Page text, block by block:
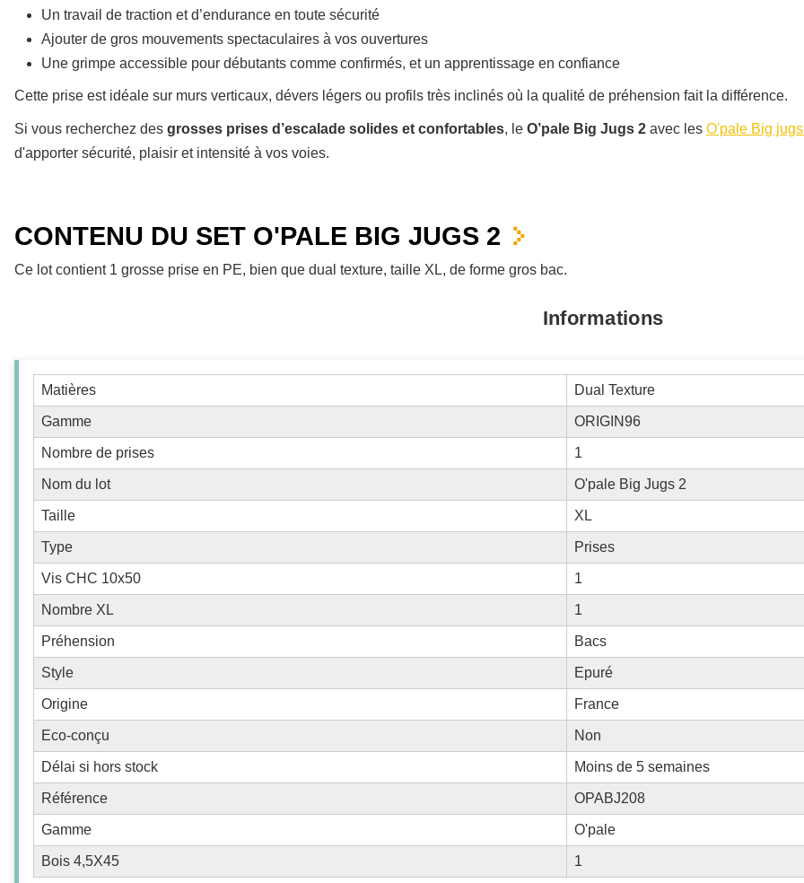
Un travail de traction et d’endurance en toute sécurité
Ajouter de gros mouvements spectaculaires à vos ouvertures
Une grimpe accessible pour débutants comme confirmés, et un apprentissage en confiance
Cette prise est idéale sur murs verticaux, dévers légers ou profils très inclinés où la qualité de préhension fait la différence.
Si vous recherchez des grosses prises d’escalade solides et confortables, le O’pale Big Jugs 2 avec les O'pale Big
d'apporter sécurité, plaisir et intensité à vos voies.
CONTENU DU SET O'PALE BIG JUGS 2
Ce lot contient 1 grosse prise en PE, bien que dual texture, taille XL, de forme gros bac.
Informations
Matières Dual Texture
Gamme ORIGIN96
Nombre de prises 1
Nom du lot O'pale Big Jugs 2
Taille XL
Type Prises
Vis CHC 10x50 1
Nombre XL 1
Préhension Bacs
Style Epuré
Origine France
Eco-conçu Non
Délai si hors stock Moins de 5 semaines
Référence OPABJ208
Gamme O'pale
Bois 4,5X45 1